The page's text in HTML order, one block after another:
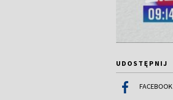
UDOSTĘPNIJ
FACEBOOK